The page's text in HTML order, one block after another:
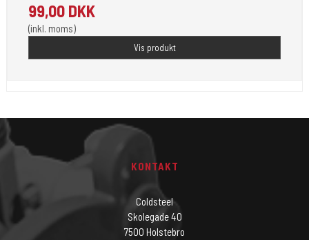
99,00 DKK
(inkl. moms)
Vis produkt
KONTAKT
Coldsteel
Skolegade 40
7500 Holstebro